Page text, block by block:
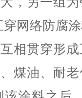
网络防腐
相贯穿形
煤油、耐